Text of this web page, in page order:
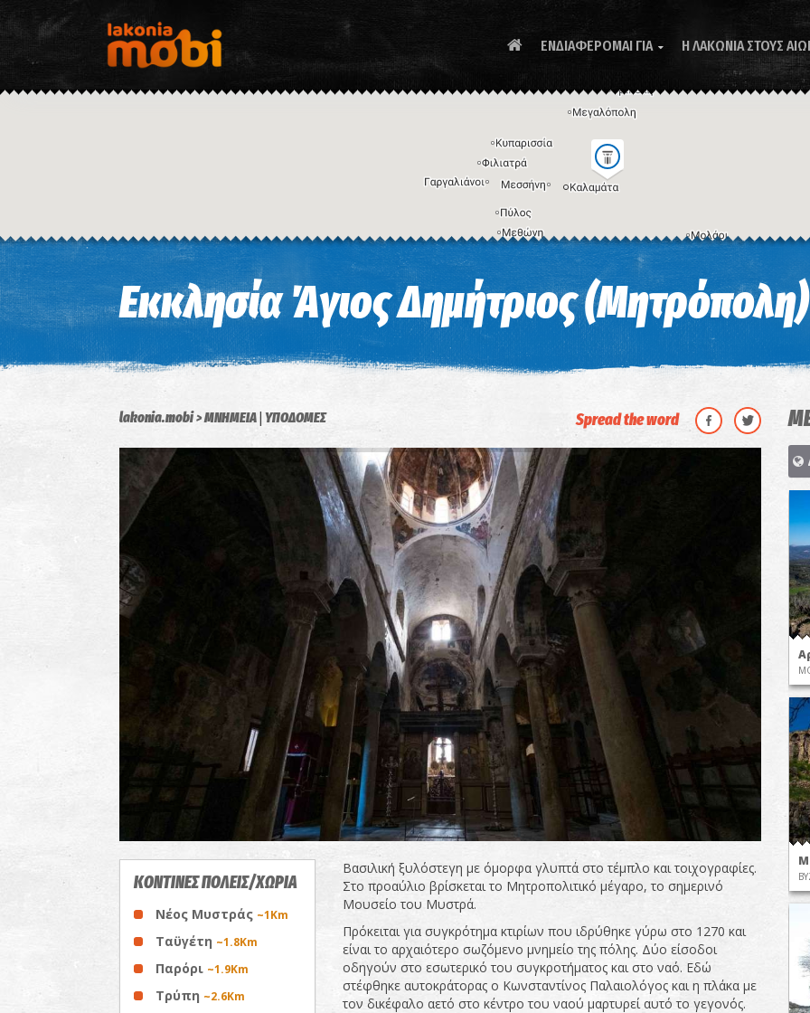
ΕΝΔΙΑΦΕΡΟΜΑΙ ΓΙΑ  Η ΛΑΚΩΝΙΑ ΣΤΟΥΣ
Εκκλησία Άγιος Δημήτριος (Μητρόπολη)
lakonia.mobi ΜΝΗΜΕΙΑ| ΥΠΟΔΟΜΕΣ Spread the word
ΚΟΝΤΙΝΕΣ ΠΟΛΕΙΣ/ΧΩΡΙΑ
Νέος Μυστράς ~1Km
Ταϋγέτη ~1.8Km
Παρόρι ~1.9Km
Τρύπη ~2.6Km
Βασιλική ξυλόστεγη με όμορφα γλυπτά στο τέμπλο και τοιχογραφίες.
Στο προαύλιο βρίσκεται το Μητροπολιτικό μέγαρο, το σημερινό
Μουσείο του Μυστρά.
Πρόκειται για συγκρότημα κτιρίων που ιδρύθηκε γύρω στο 1270 και
είναι το αρχαιότερο σωζόμενο μνημείο της πόλης. Δύο είσοδοι
οδηγούν στο εσωτερικό του συγκροτήματος και στο ναό. Εδώ
στέφθηκε αυτοκράτορας ο Κωνσταντίνος Παλαιολόγος και η πλάκα με
τον δικέφαλο αετό στο κέντρο του ναού μαρτυρεί αυτό το γεγονός.